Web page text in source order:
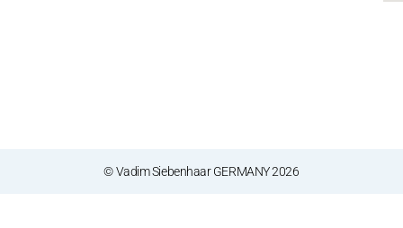
© Vadim Siebenhaar GERMANY 2026